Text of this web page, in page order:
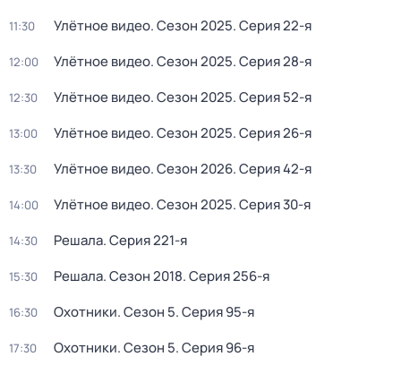
11:30 Улётное видео. Сезон 2025. Серия 22-я
12:00 Улётное видео. Сезон 2025. Серия 28-я
12:30 Улётное видео. Сезон 2025. Серия 52-я
13:00 Улётное видео. Сезон 2025. Серия 26-я
13:30 Улётное видео. Сезон 2026. Серия 42-я
14:00 Улётное видео. Сезон 2025. Серия 30-я
14:30 Решала. Серия 221-я
15:30 Решала. Сезон 2018. Серия 256-я
16:30 Охотники. Сезон 5. Серия 95-я
17:30 Охотники. Сезон 5. Серия 96-я